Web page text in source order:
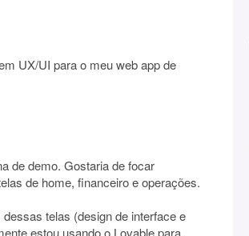
UX/UI para o meu web app de
de demo. Gostaria de focar
de home, financeiro e operações.
telas (design de interface e
estou usando o Lovable para